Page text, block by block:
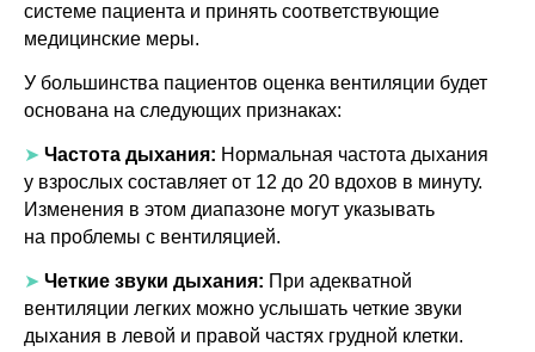
системе пациента и принять соответствующие
медицинские меры.
У большинства пациентов оценка вентиляции будет
основана на следующих признаках:
➤ Частота дыхания: Нормальная частота дыхания
у взрослых составляет от 12 до 20 вдохов в минуту.
Изменения в этом диапазоне могут указывать
на проблемы с вентиляцией.
➤ Четкие звуки дыхания: При адекватной
вентиляции легких можно услышать четкие звуки
дыхания в левой и правой частях грудной клетки.